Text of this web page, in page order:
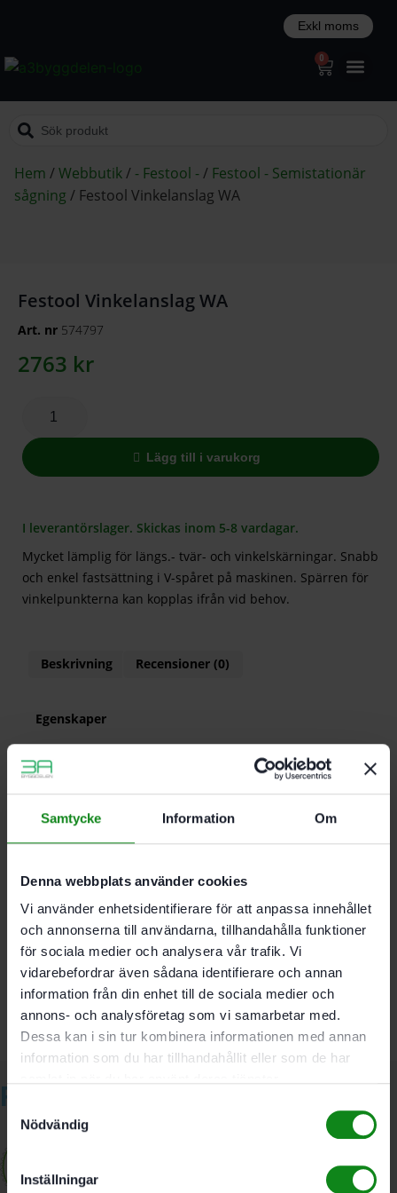
Samtycke Information Om
Denna webbplats använder cookies
Vi använder enhetsidentifierare för att anpassa innehållet
och annonserna till användarna, tillhandahålla funktioner
för sociala medier och analysera vår trafik. Vi
vidarebefordrar även sådana identifierare och annan
information från din enhet till de sociala medier och
annons- och analysföretag som vi samarbetar med.
Dessa kan i sin tur kombinera informationen med annan
information som du har tillhandahållit eller som de har
Nödvändig
Inställningar
0
Hem /Webbutik/ - Festool -/ Festool - Semistationär
sågning / Festool Vinkelanslag WA
Festool Vinkelanslag WA
Art. nr 574797
2763 kr
Lägg till i varukorg
I leverantörslager. Skickas inom 5-8 vardagar.
Mycket lämplig för längs.- tvär- och vinkelskärningar. Snabb
och enkel fastsättning i V-spåret på maskinen. Spärren för
vinkelpunkterna kan kopplas ifrån vid behov.
Beskrivning Recensioner (0)
Egenskaper
Mycket lämplig för längs.- tvär- och
Spärren för vinkelpunkterna kan kopplas ifrån
vid behov
För arbete med 2 anslag
Det finns inga recensioner än.
Bli först med att recensera ”Festool Vinkelanslag WA”
Du måste vara
inloggad för att skriva en recension.
Relaterade produkter